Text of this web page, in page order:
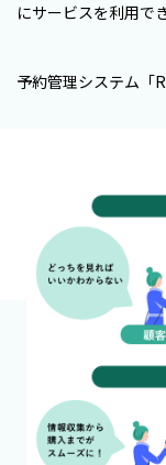
にサービスを利用で
予約管理システム「